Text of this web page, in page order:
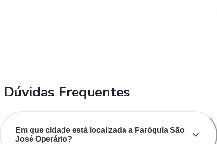
Dúvidas Frequentes
Em que cidade está localizada a Paróquia São
José Operário?